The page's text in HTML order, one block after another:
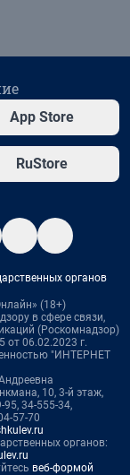
App Store
RuStore
органов
(18+)
в сфере связи,
(Роскомнадзор)
от 06.02.2023 г.
"ИНТЕРНЕТ
10, 3-й этаж,
34-555-34,
57-70
органов:
веб-формой